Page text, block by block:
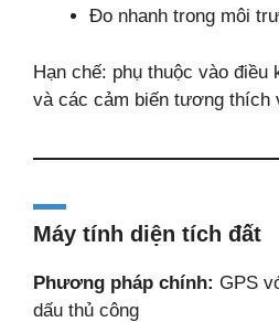
Đo nhanh trong môi
Hạn chế: phụ thuộc vào điều
và các cảm biến tương thích
Máy tính diện tích đất
Phương pháp chính: GPS
dấu thủ công